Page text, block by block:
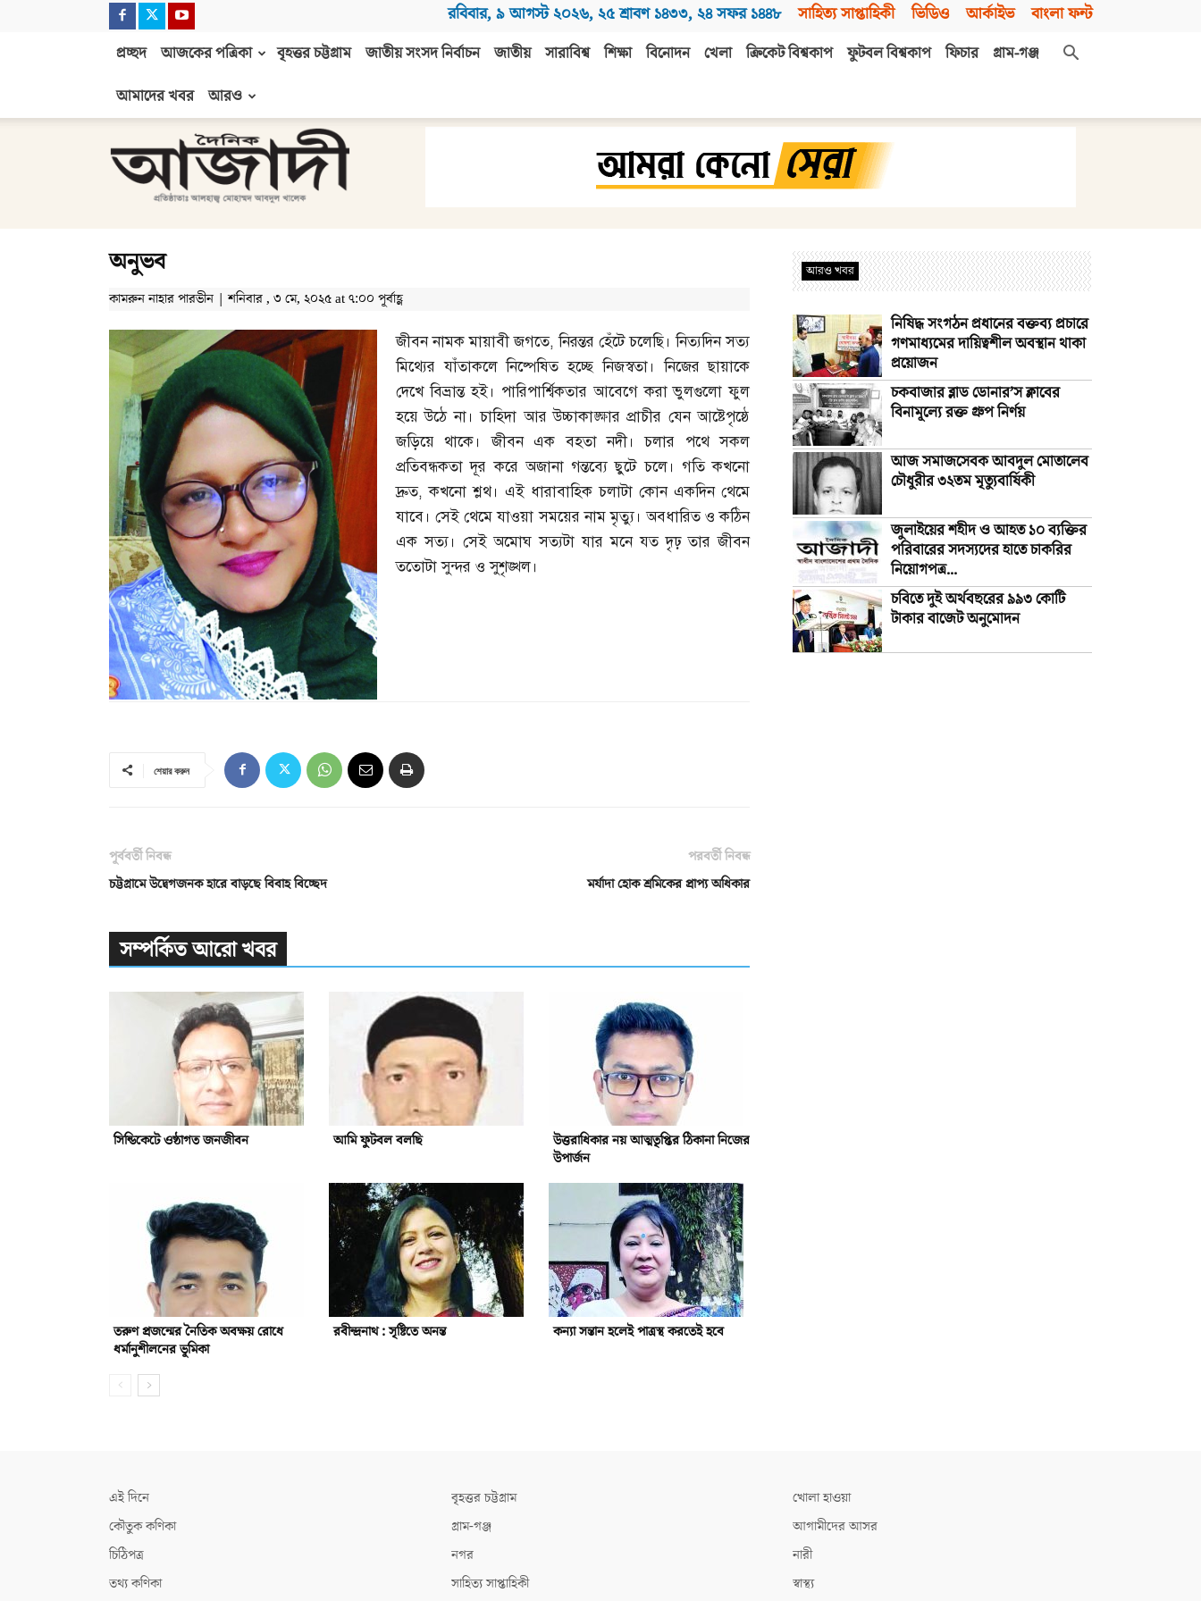
রবিবার, ৯ আগস্ট ২০২৬, ২৫ শ্রাবণ ১৪৩৩, ২৪ সফর ১৪৪৮ সাহিত্য সাপ্তাহিকী ভিডিও আর্কাইভ বাংলা ফন্ট
প্রচ্ছদ আজকের পত্রিকা বৃহত্তর চট্টগ্রাম জাতীয় সংসদ নির্বাচন জাতীয় সারাবিশ্ব শিক্ষা বিনোদন খেলা ক্রিকেট বিশ্বকাপ ফুটবল বিশ্বকাপ ফিচার
গ্রাম-গঞ্জ
আমাদের খবর
আরও
আজাদী
অনুভব
কামরুন নাহার পারভীন | শনিবার , ৩ মে, ২০২৫ at ৭:০০ পূর্বাহ্ণ
জীবন নামক মায়াবী জগতে,নিরন্তর হেঁটে চলেছি। নিত্যদিন সত্য
মিথ্যের যাঁতাকলে নিষ্পেষিত হচ্ছে নিজস্বতা। নিজের ছায়াকে
দেখে বিভ্রান্ত হই। পারিপার্শ্বিকতার আবেগে করা ভুলগুলো ফুল
হয়ে উঠে না। চাহিদা আর উচ্চাকাঙ্ক্ষার প্রাচীর যেন আষ্টেপৃষ্ঠে
জড়িয়ে থাকে। জীবন এক বহতা নদী। চলার পথে সকল
প্রতিবন্ধকতা দূর করে অজানা গন্তব্যে ছুটে চলে। গতি কখনো
দ্রুত,কখনো শ্লথ। এই ধারাবাহিক চলাটা কোন একদিন থেমে
যাবে। সেই থেমে যাওয়া সময়ের নাম মৃত্যু। অবধারিত ও কঠিন
এক সত্য। সেই অমোঘ সত্যটা যার মনে যত দৃঢ় তার জীবন
ততোটা সুন্দর ও সুশৃঙ্খল।
শেয়ার করুন
পূর্ববর্তী নিবন্ধ
চট্টগ্রামে উদ্বেগজনক হারে বাড়ছে বিবাহ বিচ্ছেদ
পরবর্তী নিবন্ধ
মর্যাদা হোক শ্রমিকের প্রাপ্য অধিকার
সম্পর্কিত আরো খবর
সিন্ডিকেটে ওষ্ঠাগত জনজীবন আমি ফুটবল বলছি
উত্তরাধিকার নয় আত্মতৃপ্তির ঠিকানা নিজের
উপার্জন
তরুণ প্রজন্মের নৈতিক অবক্ষয় রোধে
ধর্মানুশীলনের ভূমিকা
রবীন্দ্রনাথ : সৃষ্টিতে অনন্ত কন্যা সন্তান হলেই পাত্রস্থ করতেই হবে
আরও খবর
নিষিদ্ধ সংগঠন প্রধানের বক্তব্য প্রচারে
গণমাধ্যমের দায়িত্বশীল অবস্থান থাকা
প্রয়োজন
চকবাজার ব্লাড ডোনার’স ক্লাবের
বিনামূল্যে রক্ত গ্রুপ নির্ণয়
আজ সমাজসেবক আবদুল মোতালেব
চৌধুরীর ৩২তম মৃত্যুবার্ষিকী
জুলাইয়ের শহীদ ও আহত ১০ ব্যক্তির
পরিবারের সদস্যদের হাতে চাকরির
নিয়োগপত্র...
চবিতে দুই অর্থবছরের ৯৯৩ কোটি
টাকার বাজেট অনুমোদন
এই দিনে
কৌতুক কণিকা
চিঠিপত্র
তথ্য কণিকা
বৃহত্তর চট্টগ্রাম
গ্রাম-গঞ্জ
নগর
সাহিত্য সাপ্তাহিকী
খোলা হাওয়া
আগামীদের আসর
নারী
স্বাস্থ্য